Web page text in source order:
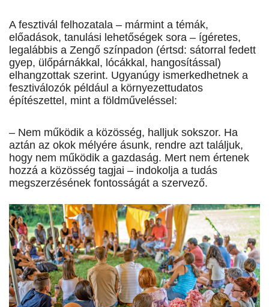
A fesztivál felhozatala – mármint a témák,
előadások, tanulási lehetőségek sora – ígéretes,
legalábbis a Zengő színpadon (értsd: sátorral fedett
gyep, ülőpárnákkal, lócákkal, hangosítással)
elhangzottak szerint. Ugyanúgy ismerkedhetnek a
fesztiválozók például a környezettudatos
építészettel, mint a földműveléssel:
– Nem működik a közösség, halljuk sokszor. Ha
aztán az okok mélyére ásunk, rendre azt találjuk,
hogy nem működik a gazdaság. Mert nem értenek
hozzá a közösség tagjai – indokolja a tudás
megszerzésének fontosságát a szervező.